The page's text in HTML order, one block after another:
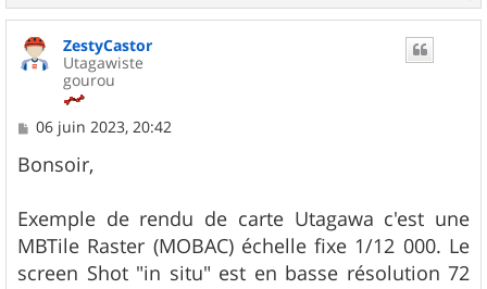
a
ZestyCastor
Utagawiste
gourou
M
s
s
g
e
06 juin 2023, 20:42
Bonsoir,
Exemple de rendu de carte Utagawa c'est une
MBTile Raster (MOBAC) échelle fixe 1/12 000. Le
screen Shot "in situ" est en basse résolution 72